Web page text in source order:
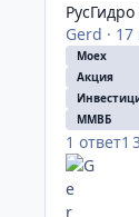
Gerd · 17
Moex
Акция
ММВБ
1 ответ1